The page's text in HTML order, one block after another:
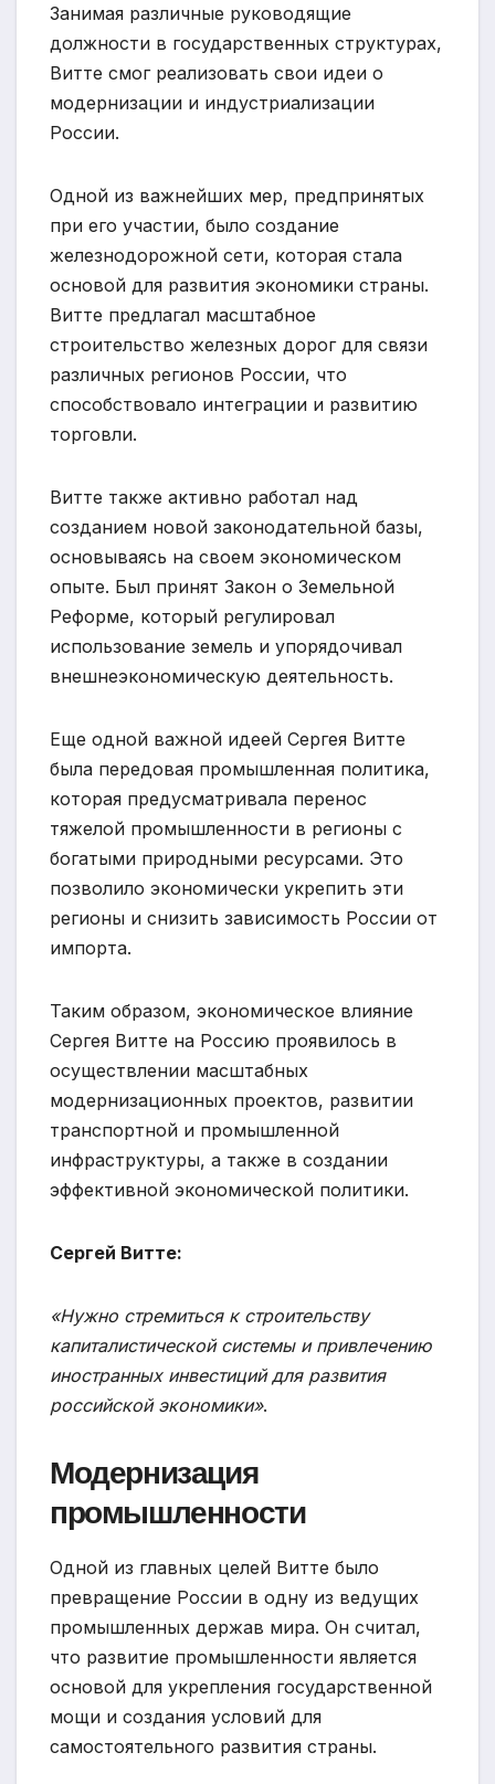
Занимая различные руководящие
должности в государственных структурах,
Витте смог реализовать свои идеи о
модернизации и индустриализации
России.
Одной из важнейших мер, предпринятых
при его участии, было создание
железнодорожной сети, которая стала
основой для развития экономики страны.
Витте предлагал масштабное
строительство железных дорог для связи
различных регионов России, что
способствовало интеграции и развитию
торговли.
Витте также активно работал над
созданием новой законодательной базы,
основываясь на своем экономическом
опыте. Был принят Закон о Земельной
Реформе, который регулировал
использование земель и упорядочивал
внешнеэкономическую деятельность.
Еще одной важной идеей Сергея Витте
была передовая промышленная политика,
которая предусматривала перенос
тяжелой промышленности в регионы с
богатыми природными ресурсами. Это
позволило экономически укрепить эти
регионы и снизить зависимость России от
импорта.
Таким образом, экономическое влияние
Сергея Витте на Россию проявилось в
осуществлении масштабных
модернизационных проектов, развитии
транспортной и промышленной
инфраструктуры, а также в создании
эффективной экономической политики.
Сергей Витте:
«Нужно стремиться к строительству
капиталистической системы и привлечению
иностранных инвестиций для развития
российской экономики».
Модернизация
промышленности
Одной из главных целей Витте было
превращение России в одну из ведущих
промышленных держав мира. Он считал,
что развитие промышленности является
основой для укрепления государственной
мощи и создания условий для
самостоятельного развития страны.